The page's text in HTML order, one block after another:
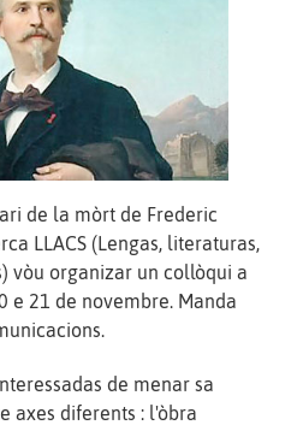
de la mòrt de Frederic
LLACS (Lengas, literaturas,
vòu organizar un collòqui a
e 21 de novembre. Manda
de menar sa
axes diferents : l'òbra